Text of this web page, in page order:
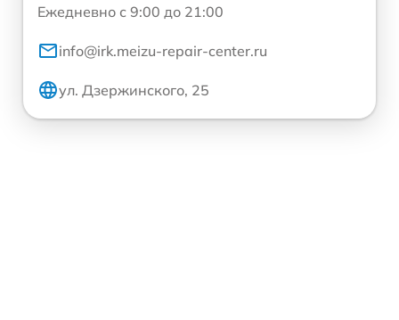
Ежедневно с 9:00 до 21:00
info@irk.meizu-repair-center.ru
ул. Дзержинского, 25